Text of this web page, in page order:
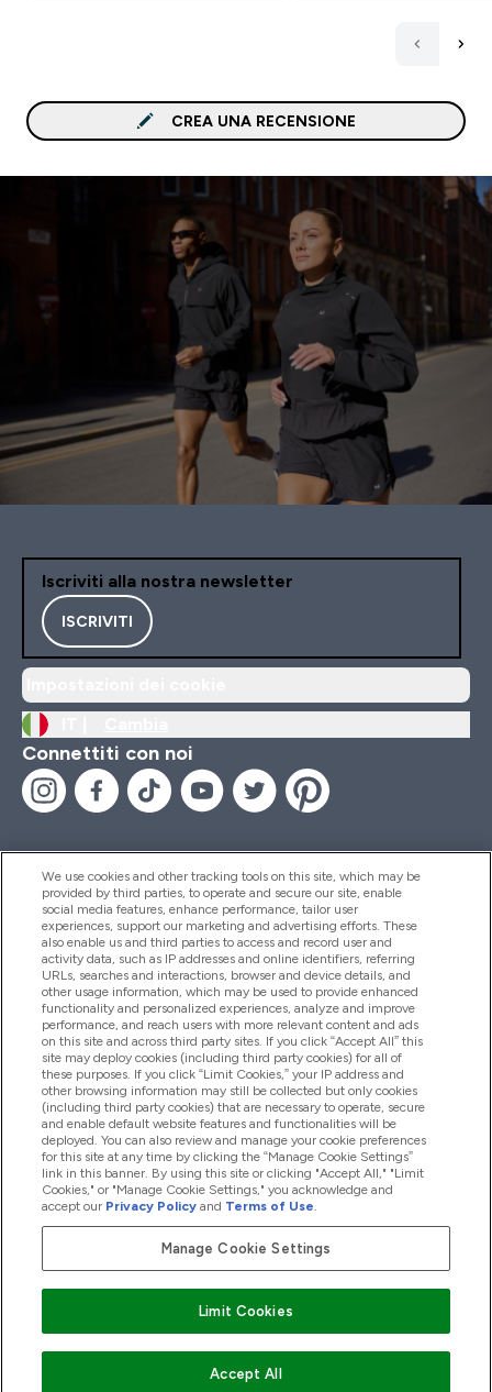
CREA UNA RECENSIONE
Iscriviti alla nostra newsletter
ISCRIVITI
Connettiti con noi
Aiuto & Informazioni
Prodotti
Chi Siamo
Fedeltà & Premi
2026 The Hut.com Ltd
We use cookies and other tracking tools on this site, which may be
provided by third parties, to operate and secure our site, enable
social media features, enhance performance, tailor user
experiences, support our marketing and advertising efforts. These
also enable us and third parties to access and record user and
activity data, such as IP addresses and online identifiers, referring
URLs, searches and interactions, browser and device details, and
other usage information, which may be used to provide enhanced
functionality and personalized experiences, analyze and improve
performance, and reach users with more relevant content and ads
on this site and across third party sites. If you click “Accept All” this
site may deploy cookies (including third party cookies) for all of
these purposes. If you click “Limit Cookies,” your IP address and
other browsing information may still be collected but only cookies
(including third party cookies) that are necessary to operate, secure
and enable default website features and functionalities will be
deployed. You can also review and manage your cookie preferences
for this site at any time by clicking the “Manage Cookie Settings”
link in this banner. By using this site or clicking "Accept All," "Limit
Cookies," or "Manage Cookie Settings," you acknowledge and
accept our Privacy Policy and Terms of Use.
Manage Cookie Settings
Limit Cookies
Accept All